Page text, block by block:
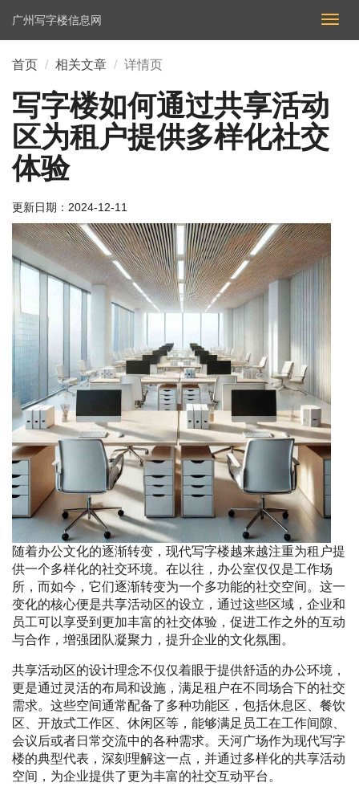
切
换
广州写字楼信息网
首页 相关文章 详情页
写字楼如何通过共享活动
区为租户提供多样化社交
体验
更新日期： 2024-12-11
随着办公文化的逐渐转变，现代写字楼越来越注重为租户提
供一个多样化的社交环境。在以往，办公室仅仅是工作场
所，而如今，它们逐渐转变为一个多功能的社交空间。这一
变化的核心便是共享活动区的设立，通过这些区域，企业和
员工可以享受到更加丰富的社交体验，促进工作之外的互动
与合作，增强团队凝聚力，提升企业的文化氛围。
共享活动区的设计理念不仅仅着眼于提供舒适的办公环境，
更是通过灵活的布局和设施，满足租户在不同场合下的社交
需求。这些空间通常配备了多种功能区，包括休息区、餐饮
区、开放式工作区、休闲区等，能够满足员工在工作间隙、
会议后或者日常交流中的各种需求。天河广场作为现代写字
楼的典型代表，深刻理解这一点，并通过多样化的共享活动
空间，为企业提供了更为丰富的社交互动平台。